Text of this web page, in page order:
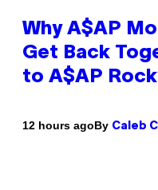
Why A$AP
Get Back
to A$AP
12 hours agoBy Caleb